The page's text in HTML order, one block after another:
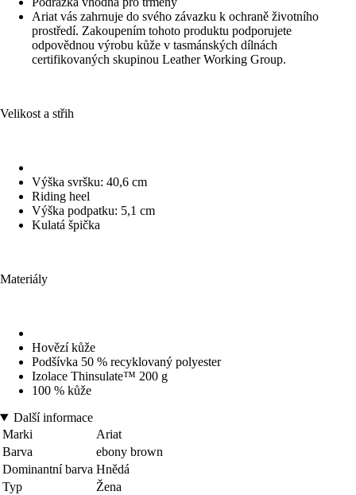
Ariat vás zahrnuje do svého závazku k ochraně životního
prostředí. Zakoupením tohoto produktu podporujete
odpovědnou výrobu kůže v tasmánských dílnách
certifikovaných skupinou Leather Working Group.
Velikost a střih
Výška svršku: 40,6 cm
Riding heel
Výška podpatku: 5,1 cm
Kulatá špička
Materiály
Hovězí kůže
Podšívka 50 % recyklovaný polyester
Izolace Thinsulate™ 200 g
100 % kůže
Další informace
Marki
Ariat
Barva
ebony brown
Dominantní barva Hnědá
Typ
Žena